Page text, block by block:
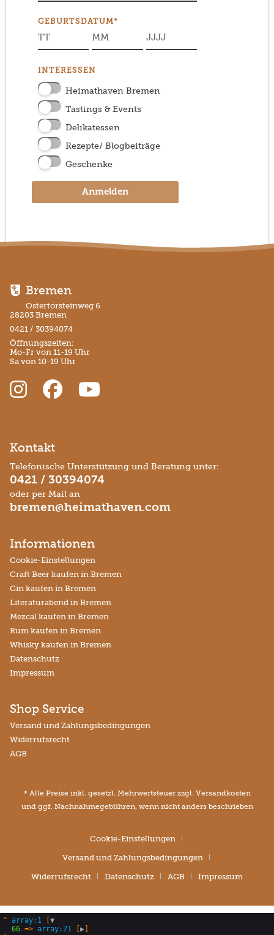
GEBURTSDATUM*
INTERESSEN
Heimathaven Bremen
Tastings & Events
Delikatessen
Rezepte/ Blogbeiträge
Geschenke
Anmelden
Bremen
Ostertorsteinweg 6
28203 Bremen
0421 / 30394074
Öffnungszeiten:
Mo-Fr von 11-19 Uhr
Sa von 10-19 Uhr
Kontakt
Telefonische Unterstützung und Beratung unter:
0421 / 30394074
oder per Mail an
bremen@heimathaven.com
Informationen
Cookie-Einstellungen
Craft Beer kaufen in Bremen
Gin kaufen in Bremen
Literaturabend in Bremen
Mezcal kaufen in Bremen
Rum kaufen in Bremen
Whisky kaufen in Bremen
Datenschutz
Impressum
Shop Service
Versand und Zahlungsbedingungen
Widerrufsrecht
AGB
* Alle Preise inkl. gesetzl. Mehrwertsteuer zzgl. Versandkosten
und ggf. Nachnahmegebühren, wenn nicht anders beschrieben
Cookie-Einstellungen
Versand und Zahlungsbedingungen
Widerrufsrecht Datenschutz AGB Impressum
^ array:1 [▼
66 => array:21 [▶